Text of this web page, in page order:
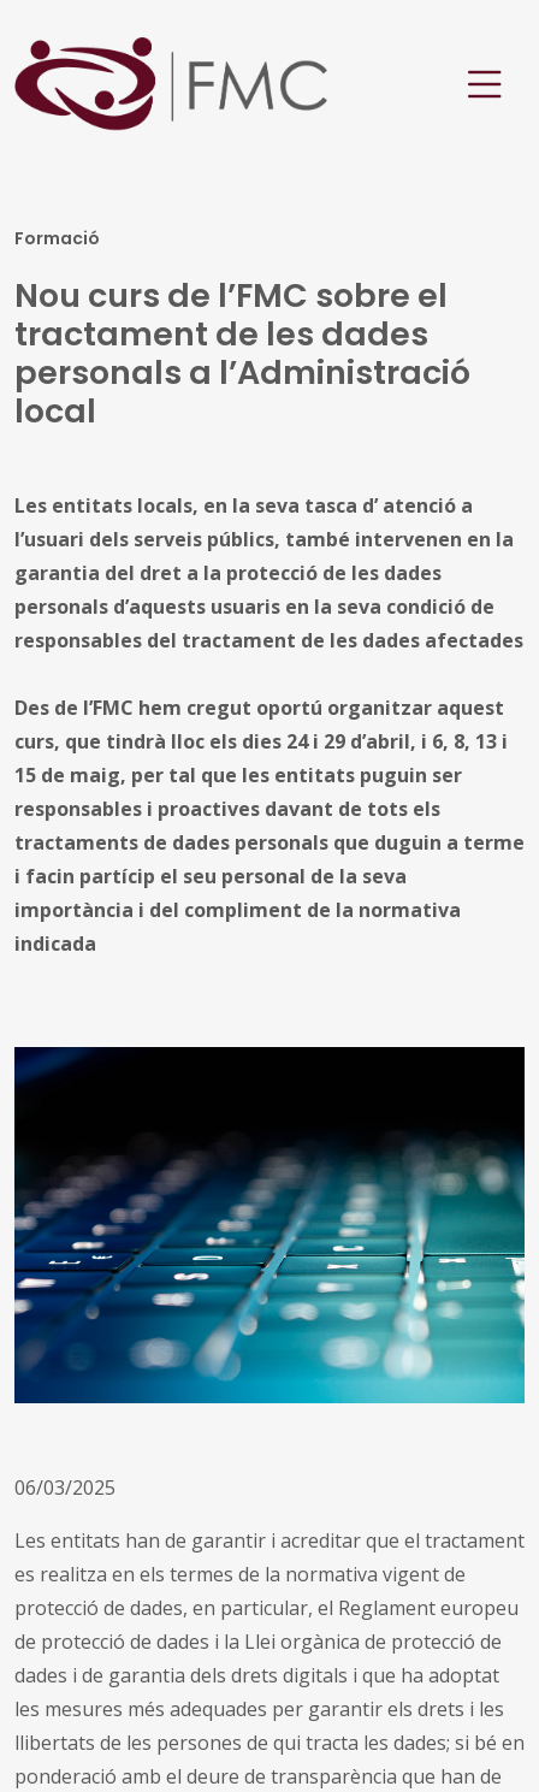
Formació
Nou curs de l’FMC sobre el
tractament de les dades
personals a l’Administració
local
Les entitats locals, en la seva tasca d’ atenció a
l’usuari dels serveis públics, també intervenen en la
garantia del dret a la protecció de les dades
personals d’aquests usuaris en la seva condició de
responsables del tractament de les dades afectades
Des de l’FMC hem cregut oportú organitzar aquest
curs, que tindrà lloc els dies 24 i 29 d’abril, i 6, 8, 13 i
15 de maig, per tal que les entitats puguin ser
responsables i proactives davant de tots els
tractaments de dades personals que duguin a terme
i facin partícip el seu personal de la seva
importància i del compliment de la normativa
indicada
06/03/2025
Les entitats han de garantir i acreditar que el tractament
es realitza en els termes de la normativa vigent de
protecció de dades, en particular, el Reglament europeu
de protecció de dades i la Llei orgànica de protecció de
dades i de garantia dels drets digitals i que ha adoptat
les mesures més adequades per garantir els drets i les
llibertats de les persones de qui tracta les dades; si bé en
ponderació amb el deure de transparència que han de